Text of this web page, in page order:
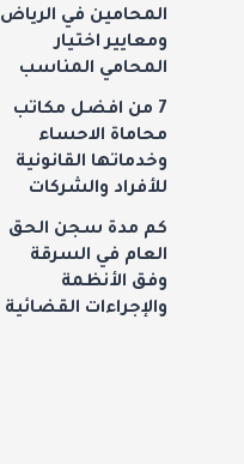
المحامين في الرياض
ومعايير اختيار
المحامي المناسب
7 من افضل مكاتب
محاماة الاحساء
وخدماتها القانونية
للأفراد والشركات
كم مدة سجن الحق
العام في السرقة
وفق الأنظمة
والإجراءات القضائية